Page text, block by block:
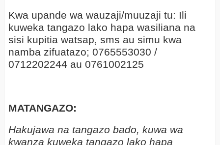
Kwa upande wa wauzaji/muuzaji tu: Ili
kuweka tangazo lako hapa wasiliana na
sisi kupitia watsap, sms au simu kwa
namba zifuatazo; 0765553030 /
0712202244 au 0761002125
MATANGAZO:
Hakujawa na tangazo bado, kuwa wa
kwanza kuweka tangazo lako hapa